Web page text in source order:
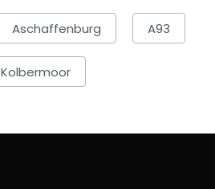
Aschaffenburg A93
Kolbermoor